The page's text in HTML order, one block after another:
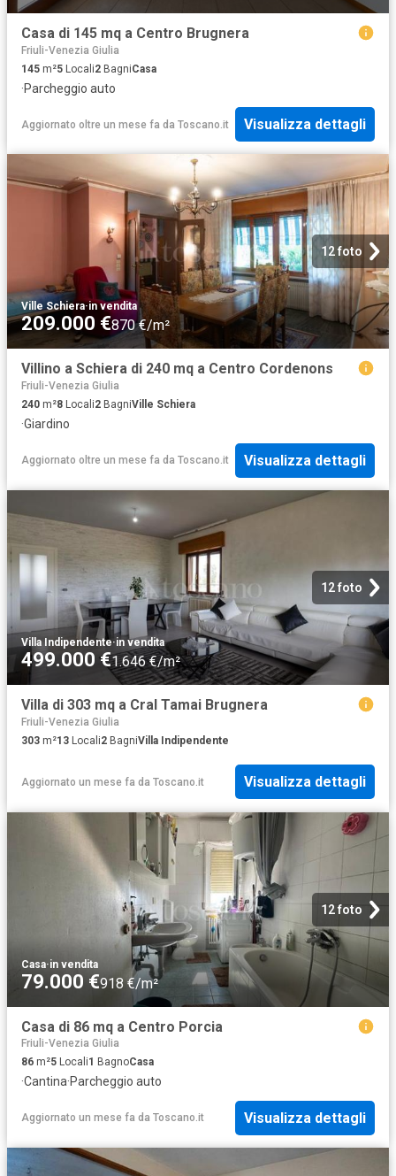
Casa di 145 mq a Centro Brugnera
Friuli-Venezia Giulia
145 m²5 Locali2 BagniCasa
·Parcheggio auto
Aggiornato oltre un mese fa da Toscano.it Visualizza dettagli
12 foto
Ville Schiera·in vendita
209.000 €870 €/m²
Villino a Schiera di 240 mq a Centro Cordenons
Friuli-Venezia Giulia
240 m²8 Locali2 BagniVille Schiera
·Giardino
Aggiornato oltre un mese fa da Toscano.it Visualizza dettagli
12 foto
Villa Indipendente·in vendita
499.000 €1.646 €/m²
Villa di 303 mq a Cral Tamai Brugnera
Friuli-Venezia Giulia
303 m²13 Locali2 BagniVilla Indipendente
Aggiornato un mese fa da Toscano.it Visualizza dettagli
12 foto
Casa·in vendita
79.000 €918 €/m²
Casa di 86 mq a Centro Porcia
Friuli-Venezia Giulia
86 m²5 Locali1 BagnoCasa
·Cantina·Parcheggio auto
Aggiornato un mese fa da Toscano.it Visualizza dettagli